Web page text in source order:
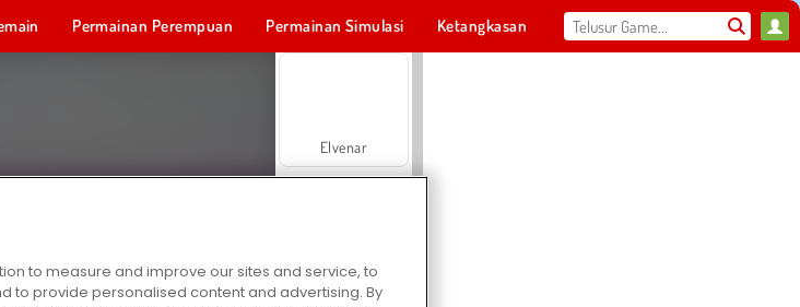
Permainan Perempuan Permainan Simulasi Ketangkasan
Elvenar
to measure and improve our sites and service, to
to provide personalised content and advertising. By